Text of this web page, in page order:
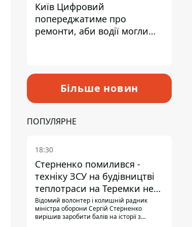
Київ Цифровий
попереджатиме про
ремонти, аби водії могли
Більше новин
ПОПУЛЯРНЕ
18:30
Стерненко помилився -
техніку ЗСУ на будівництві
теплотраси на Теремки не
задіяли
Відомий волонтер і колишній радник
міністра оборони Сергій Стерненко
вирішив заробити балів на історії з